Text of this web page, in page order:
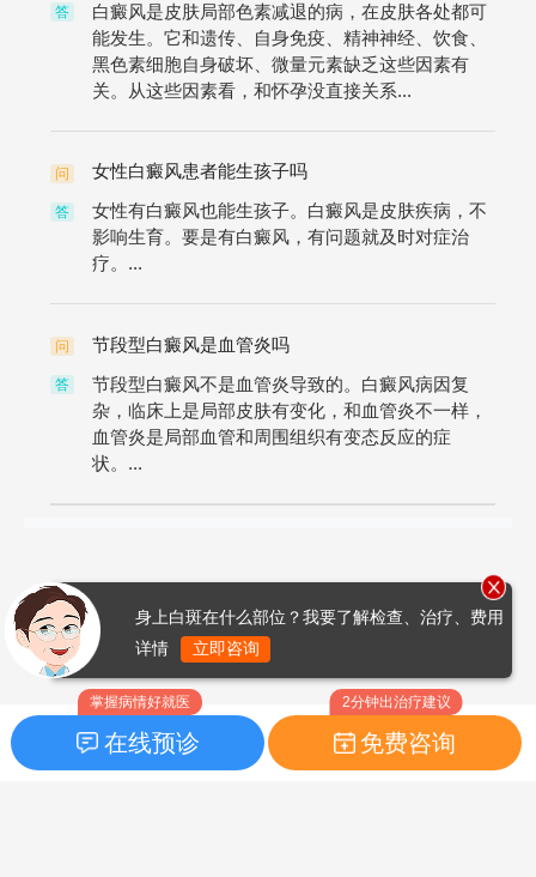
答
白癜风是皮肤局部色素减退的病，在皮肤各处都可
能发生。它和遗传、自身免疫、精神神经、饮食、
黑色素细胞自身破坏、微量元素缺乏这些因素有
关。从这些因素看，和怀孕没直接关系...
问 女性白癜风患者能生孩子吗
答
女性有白癜风也能生孩子。白癜风是皮肤疾病，不
影响生育。要是有白癜风，有问题就及时对症治
疗。...
问 节段型白癜风是血管炎吗
答
节段型白癜风不是血管炎导致的。白癜风病因复
杂，临床上是局部皮肤有变化，和血管炎不一样，
血管炎是局部血管和周围组织有变态反应的症
状。...
掌握病情好就医
在线预诊
2分钟出治疗建议
免费咨询
身上白斑在什么部位？我要了解检查、治疗、费用
详情
立即咨询